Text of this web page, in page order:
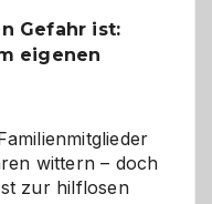
Gefahr ist:
eigenen
wittern – doch
zur hilflosen